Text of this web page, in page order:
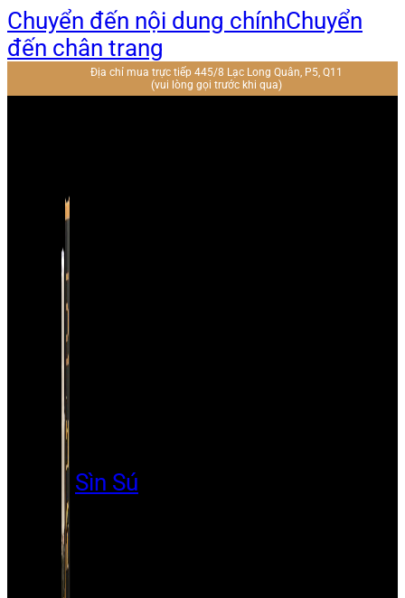
Chuyển đến nội dung chínhChuyển
đến chân trang
Địa chỉ mua trực tiếp 445/8 Lạc Long Quân, P5, Q11
(vui lòng gọi trước khi qua)
Sìn Sú